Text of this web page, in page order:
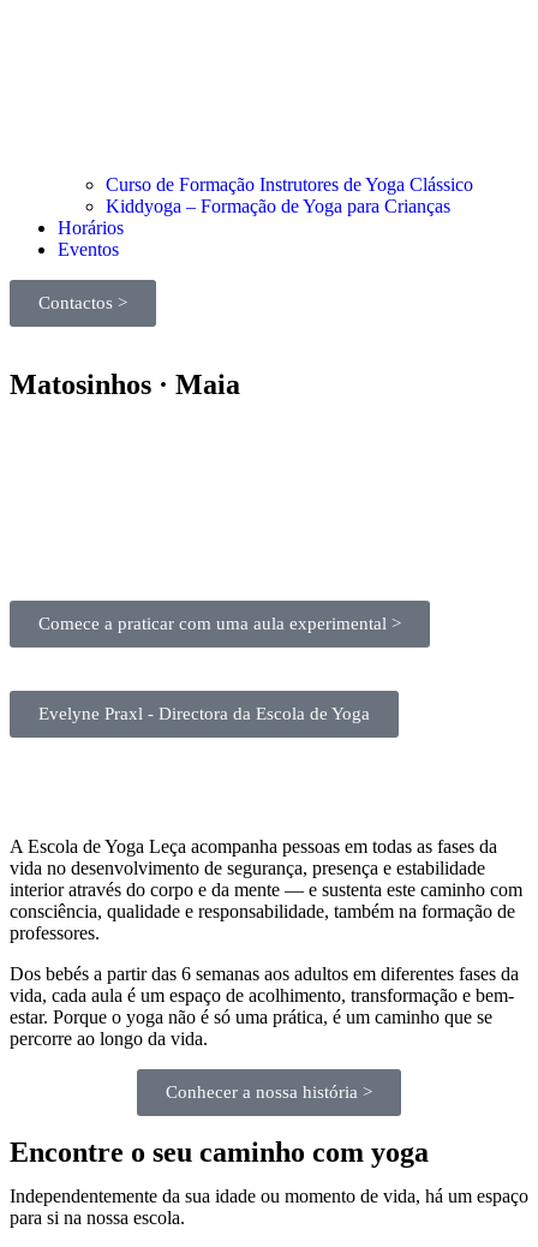
Curso de Formação Instrutores de Yoga Clássico
Kiddyoga – Formação de Yoga para Crianças
Horários
Eventos
Contactos >
Matosinhos · Maia
Comece a praticar com uma aula experimental >
Evelyne Praxl - Directora da Escola de Yoga
A Escola de Yoga Leça acompanha pessoas em todas as fases da
vida no desenvolvimento de segurança, presença e estabilidade
interior através do corpo e da mente — e sustenta este caminho com
consciência, qualidade e responsabilidade, também na formação de
professores.
Dos bebés a partir das 6 semanas aos adultos em diferentes fases da
vida, cada aula é um espaço de acolhimento, transformação e bem-
estar. Porque o yoga não é só uma prática, é um caminho que se
percorre ao longo da vida.
Conhecer a nossa história >
Encontre o seu caminho com yoga
Independentemente da sua idade ou momento de vida, há um espaço
para si na nossa escola.